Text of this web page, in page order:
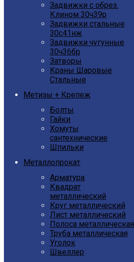
Задвижки с обрез.
Клином 30ч39р
Задвижки стальные
30с41нж
Задвижки чугунные
30ч36бр
Затворы
Краны Шаровые
Стальные
Метизы + Крепеж
Болты
Гайки
Хомуты
сантехнические
Шпильки
Металлопрокат
Арматура
Квадрат
металлический
Круг металлический
Лист металлический
Полоса металлическая
Труба металлическая
Уголок
Швеллер